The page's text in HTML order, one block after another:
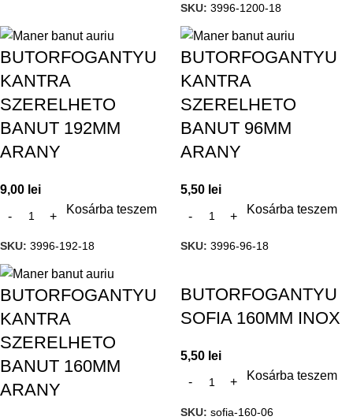
SKU: 3996-1200-18
BUTORFOGANTYU
KANTRA
SZERELHETO
BANUT 192MM
ARANY
9,00 lei
Kosárba teszem
SKU: 3996-192-18
BUTORFOGANTYU
KANTRA
SZERELHETO
BANUT 96MM
ARANY
5,50 lei
Kosárba teszem
SKU: 3996-96-18
BUTORFOGANTYU
KANTRA
SZERELHETO
BANUT 160MM
ARANY
BUTORFOGANTYU
SOFIA 160MM INOX
5,50 lei
Kosárba teszem
SKU: sofia-160-06